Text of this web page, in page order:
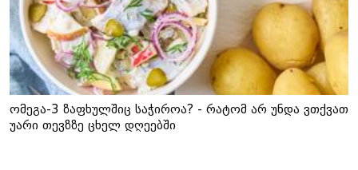
ომეგა-3 ზაფხულშიც საჭიროა? - რატომ არ უნდა ვთქვათ
უარი თევზზე ცხელ დღეებში